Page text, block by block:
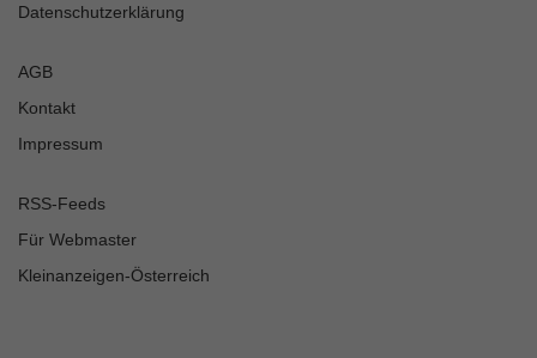
Datenschutzerklärung
AGB
Kontakt
Impressum
RSS-Feeds
Für Webmaster
Kleinanzeigen-Österreich